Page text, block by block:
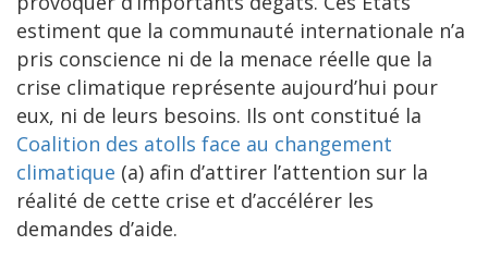
estiment que la communauté internationale n’a
pris conscience ni de la menace réelle que la
crise climatique représente aujourd’hui pour
eux, ni de leurs besoins. Ils ont constitué la
Coalition des atolls face au changement
climatique (a) afin d’attirer l’attention sur la
réalité de cette crise et d’accélérer les
demandes d’aide.